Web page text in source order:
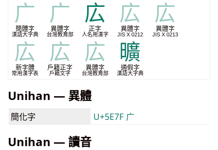
广
簡體字
漢語大字典
广
異體字
台灣教育部
広
正字
人名用漢字
広
異體字
JIS X 0212
広
異體字
JIS X 0213
広
新字體
常用漢字表
広
戶籍正字
戶籍文字
広
異體字
台灣教育部
曠
通假字
漢語大字典
Unihan — 異體
簡化字 U+5E7F 广
Unihan — 讀音